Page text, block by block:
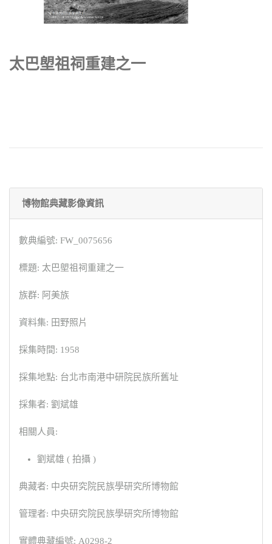
太巴塱祖祠重建之一
博物館典藏影像資訊
數典編號: FW_0075656
標題: 太巴塱祖祠重建之一
族群: 阿美族
資料集: 田野照片
採集時間: 1958
採集地點: 台北市南港中研院民族所舊址
採集者: 劉斌雄
相關人員:
劉斌雄 ( 拍攝 )
典藏者: 中央研究院民族學研究所博物館
管理者: 中央研究院民族學研究所博物館
實體典藏編號: A0298-2